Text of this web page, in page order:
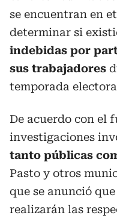
se encuentran en
determinar si
indebidas por
sus trabajadores
temporada
De acuerdo con el
investigaciones
tanto públicas
Pasto y otros
que se anunció
realizarán las